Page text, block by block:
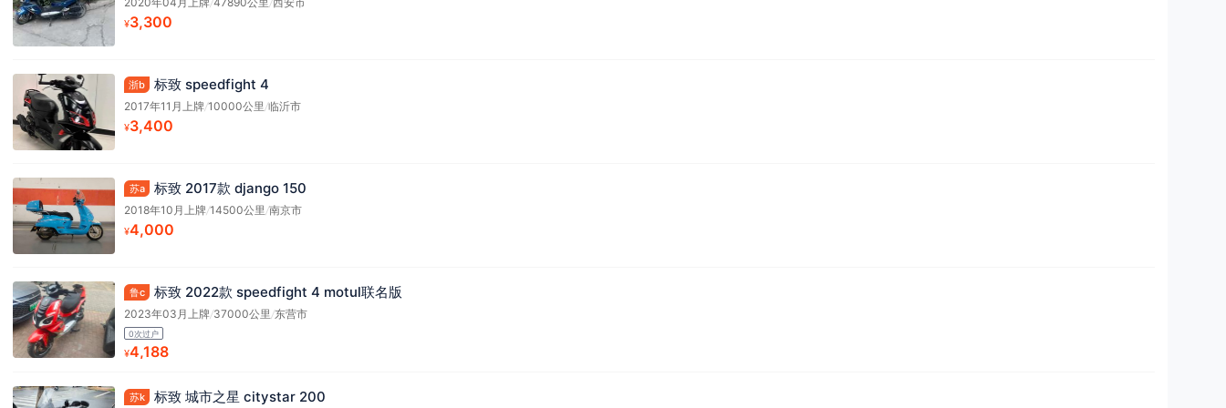
¥3,300
浙b 标致 speedfight 4
2017年11月上牌/10000公里 /临沂市
¥3,400
苏a 标致 2017款 django 150
2018年10月上牌/14500公里 /南京市
¥4,000
鲁c 标致 2022款 speedfight 4 motul联名版
2023年03月上牌/37000公里 /东营市
0次过户
¥4,188
苏k 标致 城市之星 citystar 200